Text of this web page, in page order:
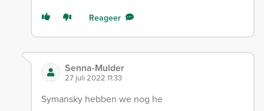
Reageer
Senna-Mulder
27 juli 2022 11:33
Symansky hebben we nog he